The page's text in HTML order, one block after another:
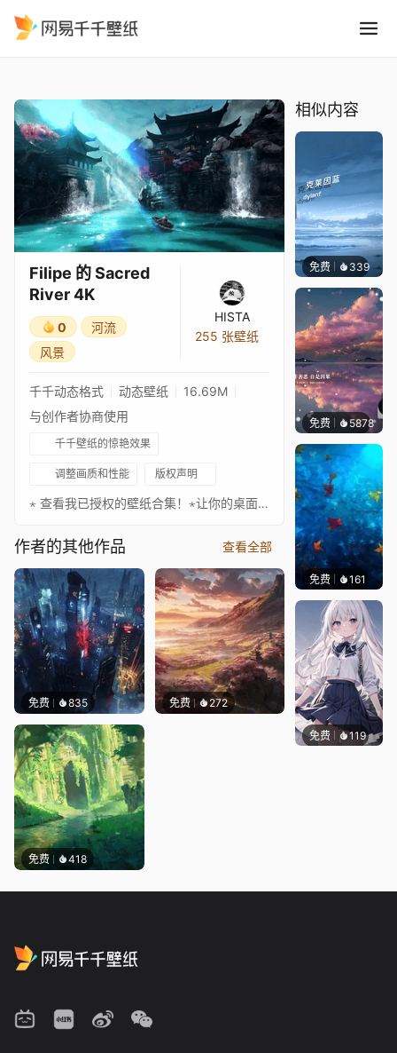
Filipe 的 Sacred
River 4K
0
河流
风景
HISTA
255 张壁纸
千千动态格式 动态壁纸
16.69M
与创作者协商使用
千千壁纸的惊艳效果
调整画质和性能 版权声明
⋆ 查看我已授权的壁纸合集！⋆让你的桌面更出色！你想让我为你制作壁纸吗？立即订购！如果你喜欢我的作品，请考虑捐赠。请务必关注以下艺术家，欣赏更多精彩作品！❊ 支持作者：https://www.artstation.com/filipesouz• https://www.instagram.com/studio.bow/♪ Japanese Fantasy Music - Between Worlds❧ 你可以在这里关注我：• Twitter • YouTube • Reddit • ArtStation • 我的官网
作者的其他作品 查看全部
免费 835 免费 272
免费 418
相似内容
免费 339冰茶Ln
免费 5878冰茶
免费 161Max
免费 119S37